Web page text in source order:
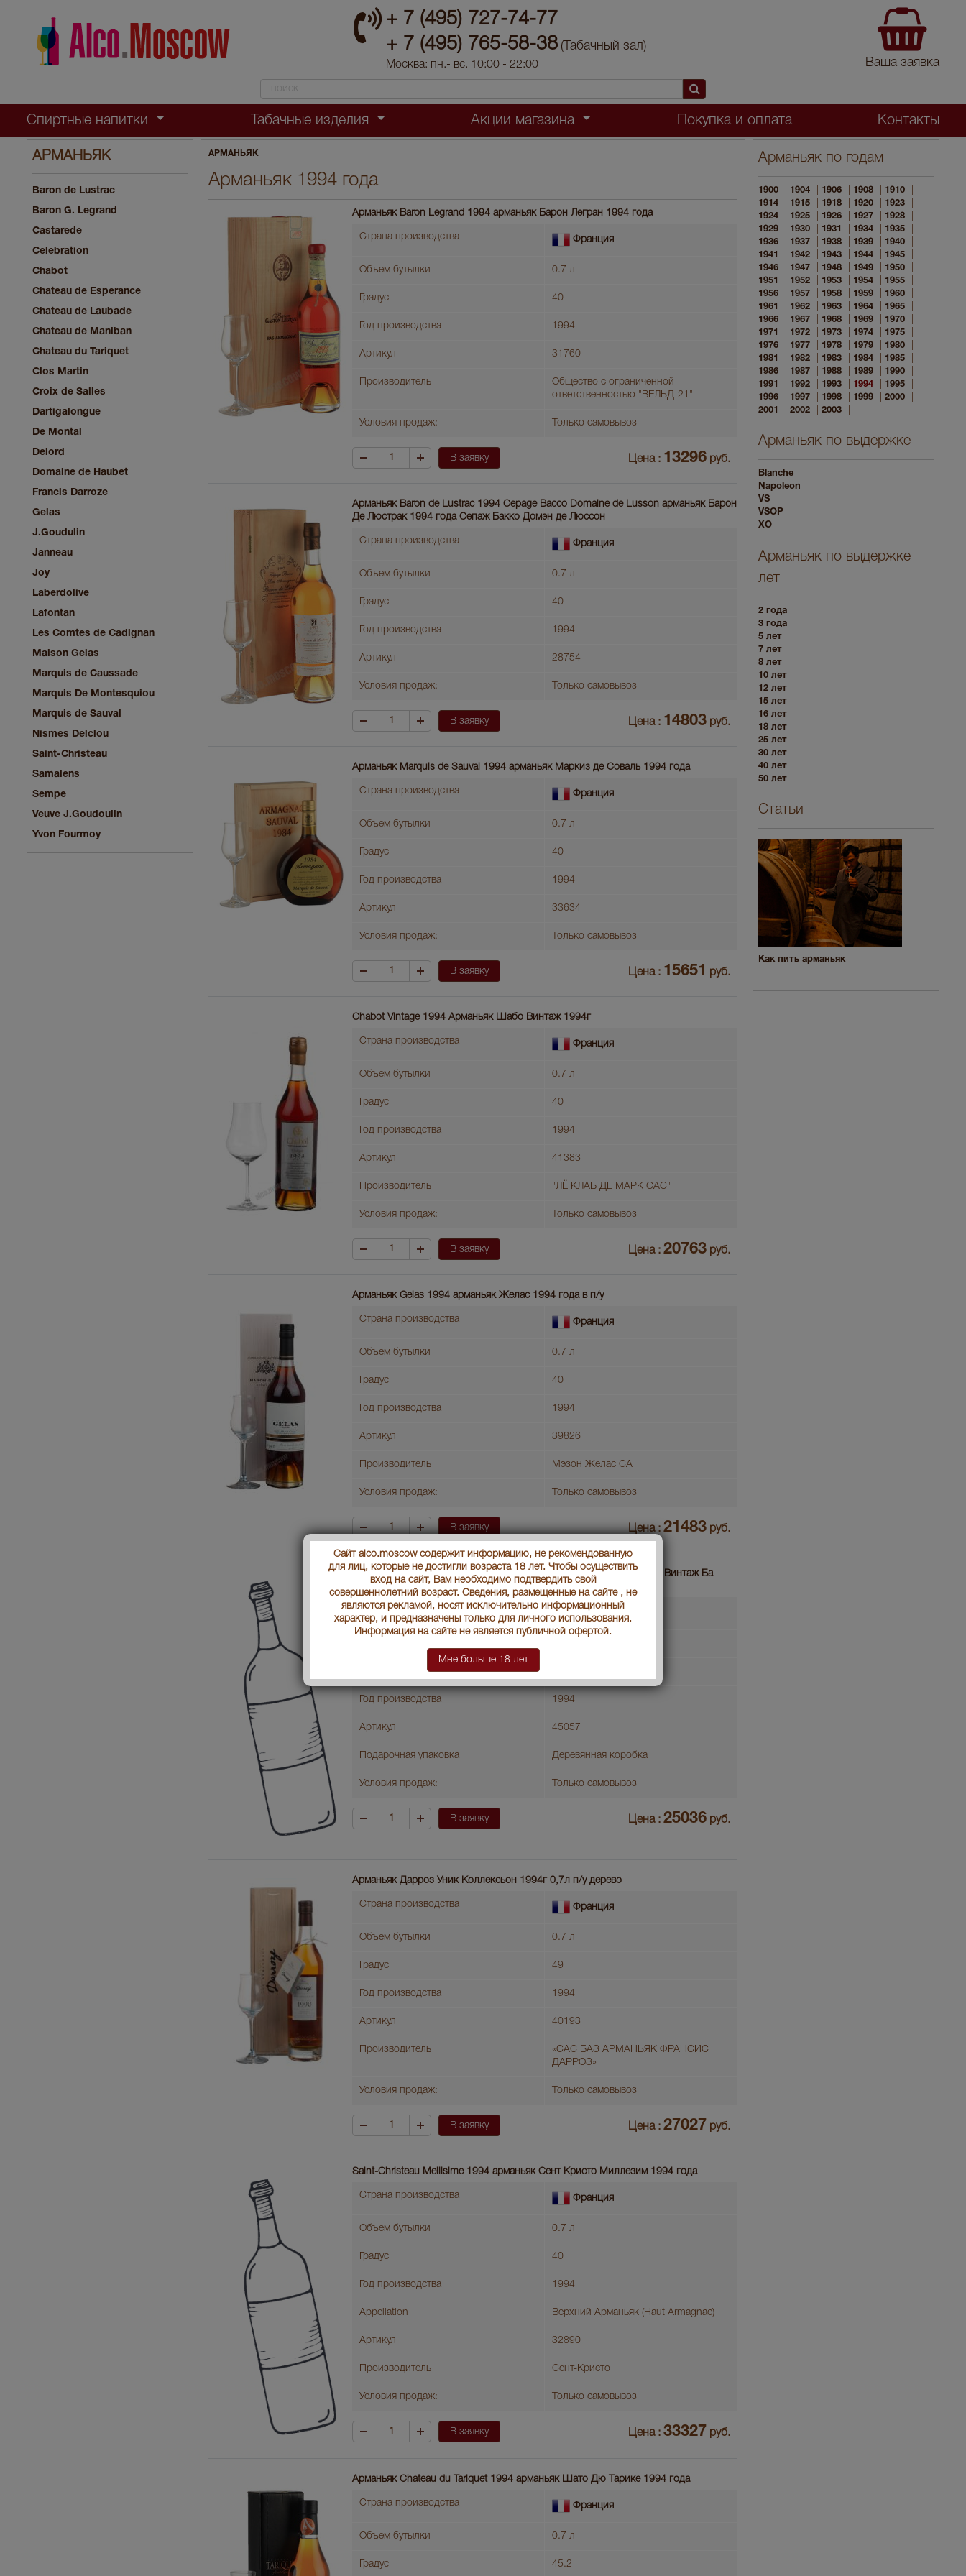
+ 7 (495) 727-74-77
+ 7 (495) 765-58-38 (Табачный зал)
Москва: пн.- вс. 10:00 - 22:00 Ваша заявка
Спиртные напитки Табачные изделия Акции магазина Покупка и оплата Контакты
АРМАНЬЯК
Baron de Lustrac
Baron G. Legrand
Castarede
Celebration
Chabot
Chateau de Esperance
Chateau de Laubade
Chateau de Maniban
Chаteau du Tariquet
Clos Martin
Croix de Salles
Dartigalongue
De Montal
Delord
Domaine de Haubet
Francis Darroze
Gelas
J.Goudulin
Janneau
Joy
Laberdolive
Lafontan
Les Comtes de Cadignan
Maison Gelas
Marquis de Caussade
Marquis De Montesquiou
Marquis de Sauval
Nismes Delclou
Saint-Christeau
Samalens
Sempe
Veuve J.Goudoulin
Yvon Fourmoy
АРМАНЬЯК
Арманьяк 1994 года
Арманьяк Baron Legrand 1994 арманьяк Барон Легран 1994 года
Страна производства Франция
Объем бутылки 0.7 л
Градус 40
Год производства 1994
Артикул 31760
Производитель
Общество с ограниченной
ответственностью "ВЕЛЬД-21"
Условия продаж: Только самовывоз
В заявку Цена : 13296 руб.
Арманьяк Baron de Lustrac 1994 Cepage Bacco Domaine de Lusson арманьяк Барон
Де Люстрак 1994 года Сепаж Бакко Домэн де Люссон
Страна производства Франция
Объем бутылки 0.7 л
Градус 40
Год производства 1994
Артикул 28754
Условия продаж: Только самовывоз
В заявку Цена : 14803 руб.
Арманьяк Marquis de Sauval 1994 арманьяк Маркиз де Соваль 1994 года
Страна производства Франция
Объем бутылки 0.7 л
Градус 40
Год производства 1994
Артикул 33634
Условия продаж: Только самовывоз
В заявку Цена : 15651 руб.
Chabot Vintage 1994 Арманьяк Шабо Винтаж 1994г
Страна производства Франция
Объем бутылки 0.7 л
Градус 40
Год производства 1994
Артикул 41383
Производитель "ЛЁ КЛАБ ДЕ МАРК САС"
Условия продаж: Только самовывоз
В заявку Цена : 20763 руб.
Арманьяк Gelas 1994 арманьяк Желас 1994 года в п/у
Страна производства Франция
Объем бутылки 0.7 л
Градус 40
Год производства 1994
Артикул 39826
Производитель Мэзон Желас СА
Условия продаж: Только самовывоз
В заявку Цена : 21483 руб.
Armagnac Vintage Bas Armagnac Dartigalongue 1994 years Арманьяк Винтаж Ба
Арманьяк Дартигалон 1994 года 0.5л в деревянной упаковке
Страна производства Франция
Год производства 1994
Артикул 45057
Подарочная упаковка Деревянная коробка
Условия продаж: Только самовывоз
В заявку Цена : 25036 руб.
Арманьяк Дарроз Уник Коллексьон 1994г 0,7л п/у дерево
Страна производства Франция
Объем бутылки 0.7 л
Градус 49
Год производства 1994
Артикул 40193
Производитель
«САС БАЗ АРМАНЬЯК ФРАНСИС
ДАРРОЗ»
Условия продаж: Только самовывоз
В заявку Цена : 27027 руб.
Saint-Christeau Mellisime 1994 арманьяк Сент Кристо Миллезим 1994 года
Страна производства Франция
Объем бутылки 0.7 л
Градус 40
Год производства 1994
Appellation Верхний Арманьяк (Haut Armagnac)
Артикул 32890
Производитель Сент-Кристо
Условия продаж: Только самовывоз
В заявку Цена : 33327 руб.
Арманьяк Chаteau du Tariquet 1994 арманьяк Шато Дю Тарике 1994 года
Страна производства Франция
Объем бутылки 0.7 л
Градус 45.2
Арманьяк по годам
1900 1904 1906 1908 1910
1914 1915 1918 1920 1923
1924 1925 1926 1927 1928
1929 1930 1931 1934 1935
1936 1937 1938 1939 1940
1941 1942 1943 1944 1945
1946 1947 1948 1949 1950
1951 1952 1953 1954 1955
1956 1957 1958 1959 1960
1961 1962 1963 1964 1965
1966 1967 1968 1969 1970
1971 1972 1973 1974 1975
1976 1977 1978 1979 1980
1981 1982 1983 1984 1985
1986 1987 1988 1989 1990
1991 1992 1993 1994 1995
1996 1997 1998 1999 2000
2001 2002 2003
Арманьяк по выдержке
Blanche
Napoleon
VS
VSOP
XO
Арманьяк по выдержке
лет
2 года
3 года
5 лет
7 лет
8 лет
10 лет
12 лет
15 лет
16 лет
18 лет
25 лет
30 лет
40 лет
50 лет
Статьи
Как пить арманьяк
Сайт alco.moscow содержит информацию, не рекомендованную
для лиц, которые не достигли возраста 18 лет. Чтобы осуществить
вход на сайт, Вам необходимо подтвердить свой
совершеннолетний возраст. Сведения, размещенные на сайте , не
являются рекламой, носят исключительно информационный
характер, и предназначены только для личного использования.
Информация на сайте не является публичной офертой.
Мне больше 18 лет